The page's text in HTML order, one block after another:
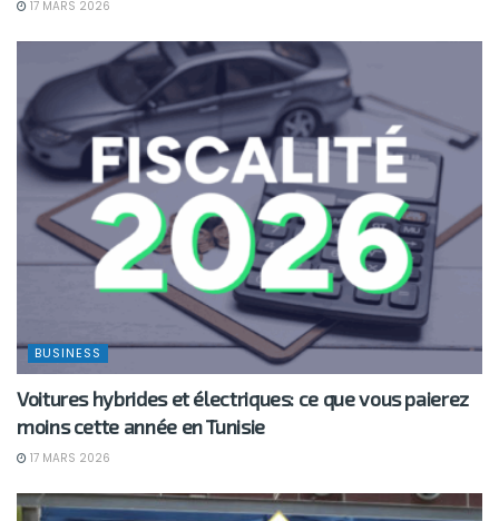
17 MARS 2026
BUSINESS
Voitures hybrides et électriques: ce que vous paierez
moins cette année en Tunisie
17 MARS 2026